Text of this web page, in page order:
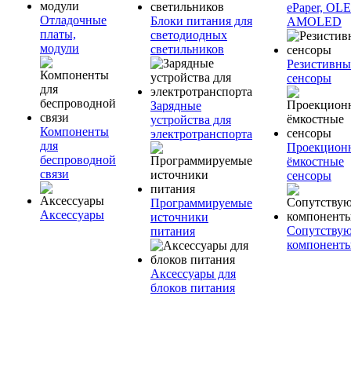
Отладочные
платы,
модули
Компоненты
для
беспроводной
связи
Аксессуары
Блоки питания для
светодиодных
светильников
Зарядные
устройства для
электротранспорта
Программируемые
источники
питания
Аксессуары для
блоков питания
ePaper,
AMOLED
сенсоры
ёмкостные
сенсоры